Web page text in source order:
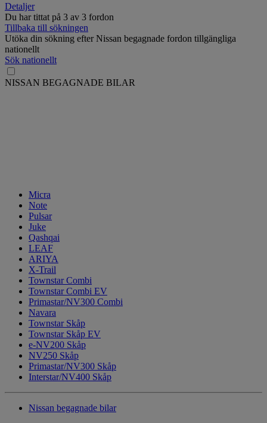
Detaljer
Du har tittat på 3 av 3 fordon
Tillbaka till sökningen
Utöka din sökning efter Nissan begagnade fordon tillgängliga
nationellt
Sök nationellt
NISSAN BEGAGNADE BILAR
Micra
Note
Pulsar
Juke
Qashqai
LEAF
ARIYA
X-Trail
Townstar Combi
Townstar Combi EV
Primastar/NV300 Combi
Navara
Townstar Skåp
Townstar Skåp EV
e-NV200 Skåp
NV250 Skåp
Primastar/NV300 Skåp
Interstar/NV400 Skåp
Nissan begagnade bilar